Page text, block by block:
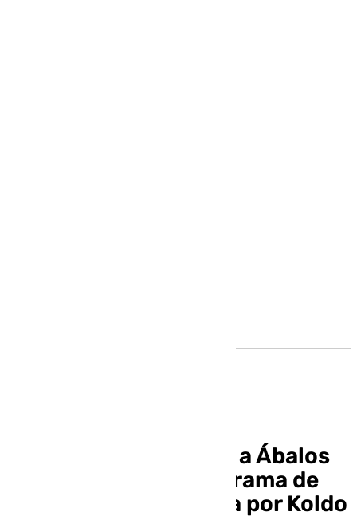
Anticorrupción sitúa a Ábalos
como «el jefe» de la trama de
mascarillas integrada por Koldo